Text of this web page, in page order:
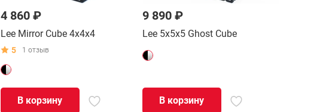
4 860 ₽
Lee Mirror Cube 4x4x4
5 1 отзыв
В корзину
9 890 ₽
Lee 5x5x5 Ghost Cube
В корзину